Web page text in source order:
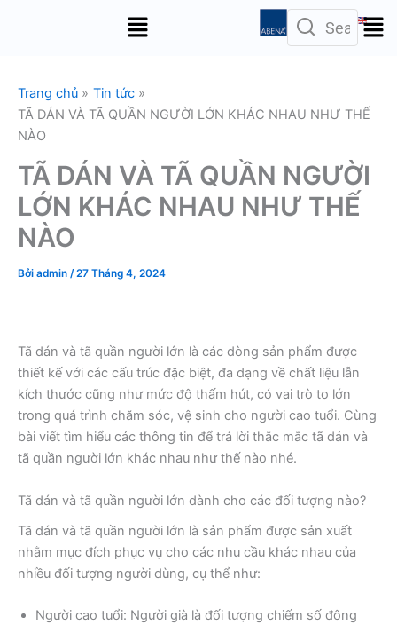
Menu
Trang chủ
Tin tức
TÃ DÁN VÀ TÃ QUẦN NGƯỜI LỚN KHÁC NHAU NHƯ THẾ
NÀO
TÃ DÁN VÀ TÃ QUẦN NGƯỜI
LỚN KHÁC NHAU NHƯ THẾ
NÀO
Bởi admin /27 Tháng 4, 2024
Tã dán và tã quần người lớn là các dòng sản phẩm được
thiết kế với các cấu trúc đặc biệt, đa dạng về chất liệu lẫn
kích thước cũng như mức độ thấm hút, có vai trò to lớn
trong quá trình chăm sóc, vệ sinh cho người cao tuổi. Cùng
bài viết tìm hiểu các thông tin để trả lời thắc mắc tã dán và
tã quần người lớn khác nhau như thế nào nhé.
Tã dán và tã quần người lớn dành cho các đối tượng nào?
Tã dán và tã quần người lớn là sản phẩm được sản xuất
nhằm mục đích phục vụ cho các nhu cầu khác nhau của
nhiều đối tượng người dùng, cụ thể như:
Người cao tuổi: Người già là đối tượng chiếm số đông